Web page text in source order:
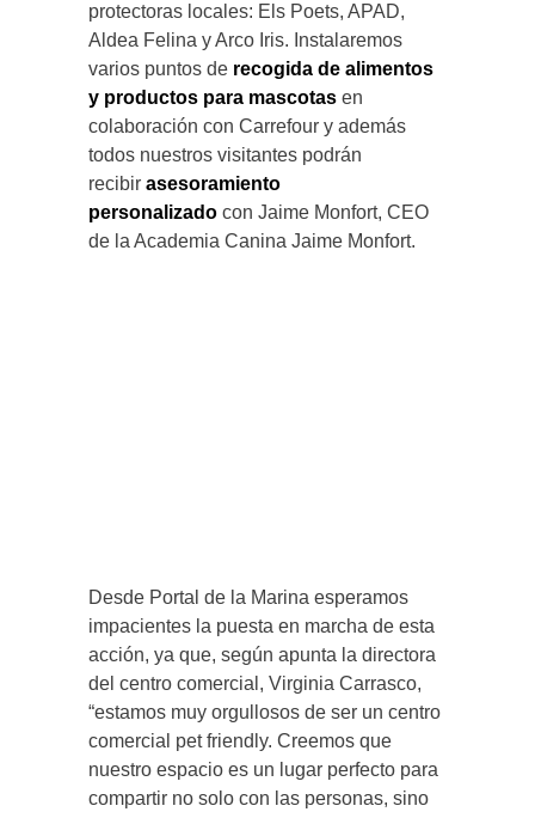
protectoras locales: Els Poets, APAD,
Aldea Felina y Arco Iris. Instalaremos
varios puntos de recogida de alimentos
y productos para mascotas en
colaboración con Carrefour y además
todos nuestros visitantes podrán
recibir asesoramiento
personalizado con Jaime Monfort, CEO
de la Academia Canina Jaime Monfort.
Desde Portal de la Marina esperamos
impacientes la puesta en marcha de esta
acción, ya que, según apunta la directora
del centro comercial, Virginia Carrasco,
“estamos muy orgullosos de ser un centro
comercial pet friendly. Creemos que
nuestro espacio es un lugar perfecto para
compartir no solo con las personas, sino